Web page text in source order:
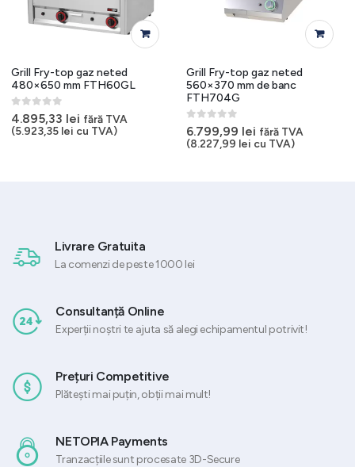
Grill Fry-top gaz neted
480×650 mm FTH60GL
0out of 5
4.895,33 lei fără TVA
(5.923,35 lei cu TVA)
Grill Fry-top gaz neted
560×370 mm de banc
FTH704G
0out of 5
6.799,99 lei fără TVA
(8.227,99 lei cu TVA)
Livrare Gratuita
La comenzi de peste 1000 lei
Consultanță Online
Experții noștri te ajuta să alegi echipamentul potrivit!
Prețuri Competitive
Plătești mai puțin, obții mai mult!
NETOPIA Payments
Tranzacțiile sunt procesate 3D-Secure